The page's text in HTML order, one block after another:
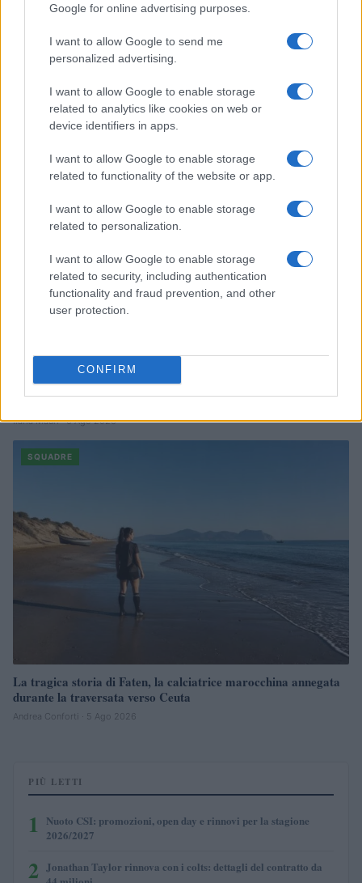
Google for online advertising purposes.
I want to allow Google to send me
personalized advertising.
I want to allow Google to enable storage
related to analytics like cookies on web or
device identifiers in apps.
I want to allow Google to enable storage
related to functionality of the website or app.
I want to allow Google to enable storage
related to personalization.
I want to allow Google to enable storage
related to security, including authentication
functionality and fraud prevention, and other
user protection.
CONFIRM
Nuoto CSI: promozioni, open day e rinnovi per la stagione
2026/2027
Francesca Lombardi · 6 Ago 2026
SQUADRE
Jonathan Taylor rinnova con i colts: dettagli del contratto da
44 milioni
Ilaria Mauri · 6 Ago 2026
SQUADRE
La tragica storia di Faten, la calciatrice marocchina annegata
durante la traversata verso Ceuta
Andrea Conforti · 5 Ago 2026
PIÙ LETTI
1
Nuoto CSI: promozioni, open day e rinnovi per la stagione
2026/2027
2 Jonathan Taylor rinnova con i colts: dettagli del contratto da